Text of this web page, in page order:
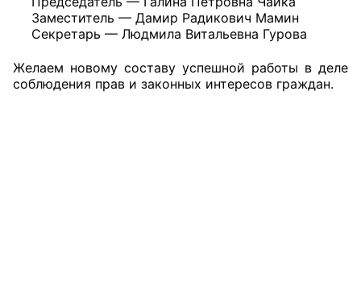
О Палате
Комиссии
Заместитель — Дамир Радикович Мамин
Секретарь — Людмила Витальевна Гурова
Желаем новому составу успешной работы в деле
соблюдения прав и законных интересов граждан.